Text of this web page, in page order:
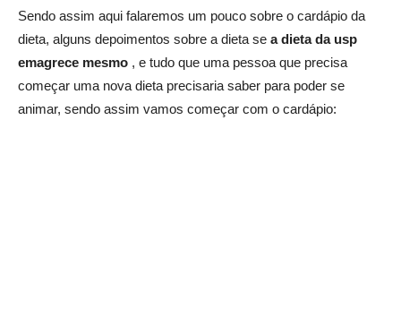
Sendo assim aqui falaremos um pouco sobre o cardápio da
dieta, alguns depoimentos sobre a dieta se a dieta da usp
emagrece mesmo , e tudo que uma pessoa que precisa
começar uma nova dieta precisaria saber para poder se
animar, sendo assim vamos começar com o cardápio: